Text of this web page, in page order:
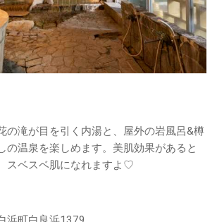
の滝が目を引く内湯と、屋外の岩風呂&樽
の温泉を楽しめます。美肌効果があると
スベスベ肌になれますよ♡